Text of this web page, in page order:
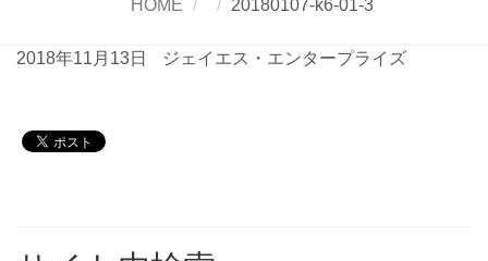
HOME 20180107-k6-01-3
2018年11月13日 ジェイエス・エンタープライズ